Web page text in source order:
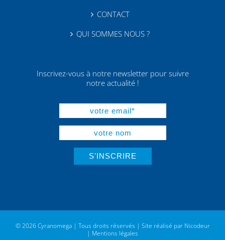
CONTACT
QUI SOMMES NOUS ?
Inscrivez-vous à notre newsletter pour suivre
notre actualité !
© 2026 Cyranomega | Tous droits réservés | Site réalisé par Nicodeur
| Mentions légales